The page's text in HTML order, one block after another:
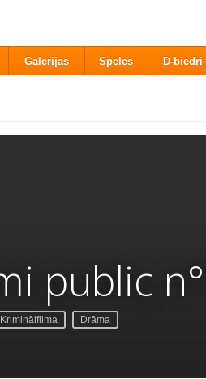
Galerijas Spēles D-biedri
public
Kriminālfilma Drāma